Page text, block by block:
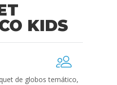
KIDS
de globos temático,